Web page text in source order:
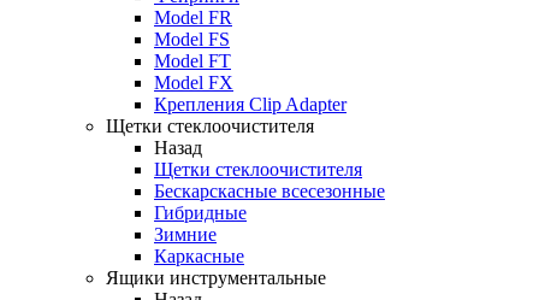
Model FR
Model FS
Model FT
Model FX
Крепления Clip Adapter
Щетки стеклоочистителя
Назад
Щетки стеклоочистителя
Бескарскасные всесезонные
Гибридные
Зимние
Каркасные
Ящики инструментальные